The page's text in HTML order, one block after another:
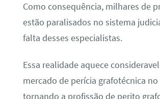
Como consequência, milhares de
estão paralisados no sistema
falta desses especialistas.
Essa realidade aquece
mercado de perícia grafotécnica no
tornando a profissão de perito